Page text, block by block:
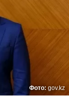
Фото: gov.kz